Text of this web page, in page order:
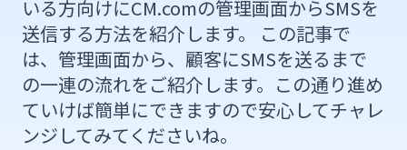
いる方向けにCM.comの管理画面からSMSを
送信する方法を紹介します。 この記事で
は、管理画面から、顧客にSMSを送るまで
の一連の流れをご紹介します。この通り進め
ていけば簡単にできますので安心してチャレ
ンジしてみてくださいね。